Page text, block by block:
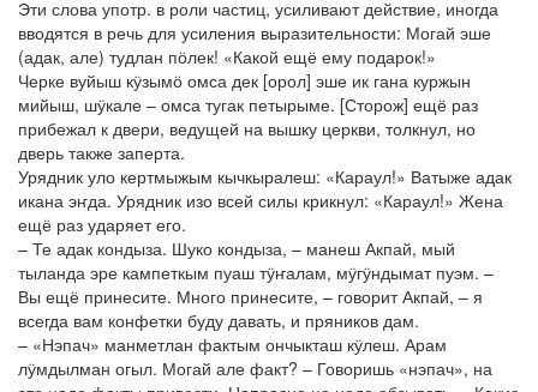
Эти слова употр. в роли частиц, усиливают действие, иногда
вводятся в речь для усиления выразительности: Могай эше
(адак, але) тудлан пӧлек! «Какой ещё ему подарок!»
Черке вуйыш кӱзымӧ омса дек [орол] эше ик гана куржын
мийыш, шӱкале – омса тугак петырыме. [Сторож] ещё раз
прибежал к двери, ведущей на вышку церкви, толкнул, но
дверь также заперта.
Урядник уло кертмыжым кычкыралеш: «Караул!» Ватыже адак
икана эҥда. Урядник изо всей силы крикнул: «Караул!» Жена
ещё раз ударяет его.
– Те адак кондыза. Шуко кондыза, – манеш Акпай, мый
тыланда эре кампеткым пуаш тӱҥалам, мӱгӱндымат пуэм. –
Вы ещё принесите. Много принесите, – говорит Акпай, – я
всегда вам конфетки буду давать, и пряников дам.
– «Нэпач» манметлан фактым ончыкташ кӱлеш. Арам
лӱмдылман огыл. Могай але факт? – Говоришь «нэпач», на